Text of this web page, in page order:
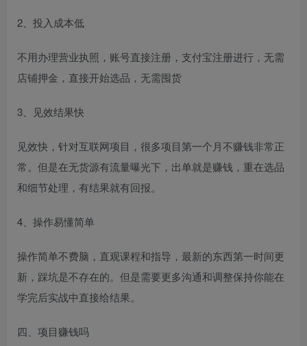
2、投入成本低
不用办理营业执照，账号直接注册，支付宝注册进行，无需
店铺押金，直接开始选品，无需囤货
3、见效结果快
见效快，针对互联网项目，很多项目第一个月不赚钱非常正
常。但是在无货源有流量曝光下，出单就是赚钱，重在选品
和细节处理，有结果就有回报。
4、操作易懂简单
操作简单不费脑，直观课程和指导，最新的东西第一时间更
新，踩坑是不存在的。但是需要更多沟通和调整保持你能在
学完后实战中直接给结果。
四、项目赚钱吗